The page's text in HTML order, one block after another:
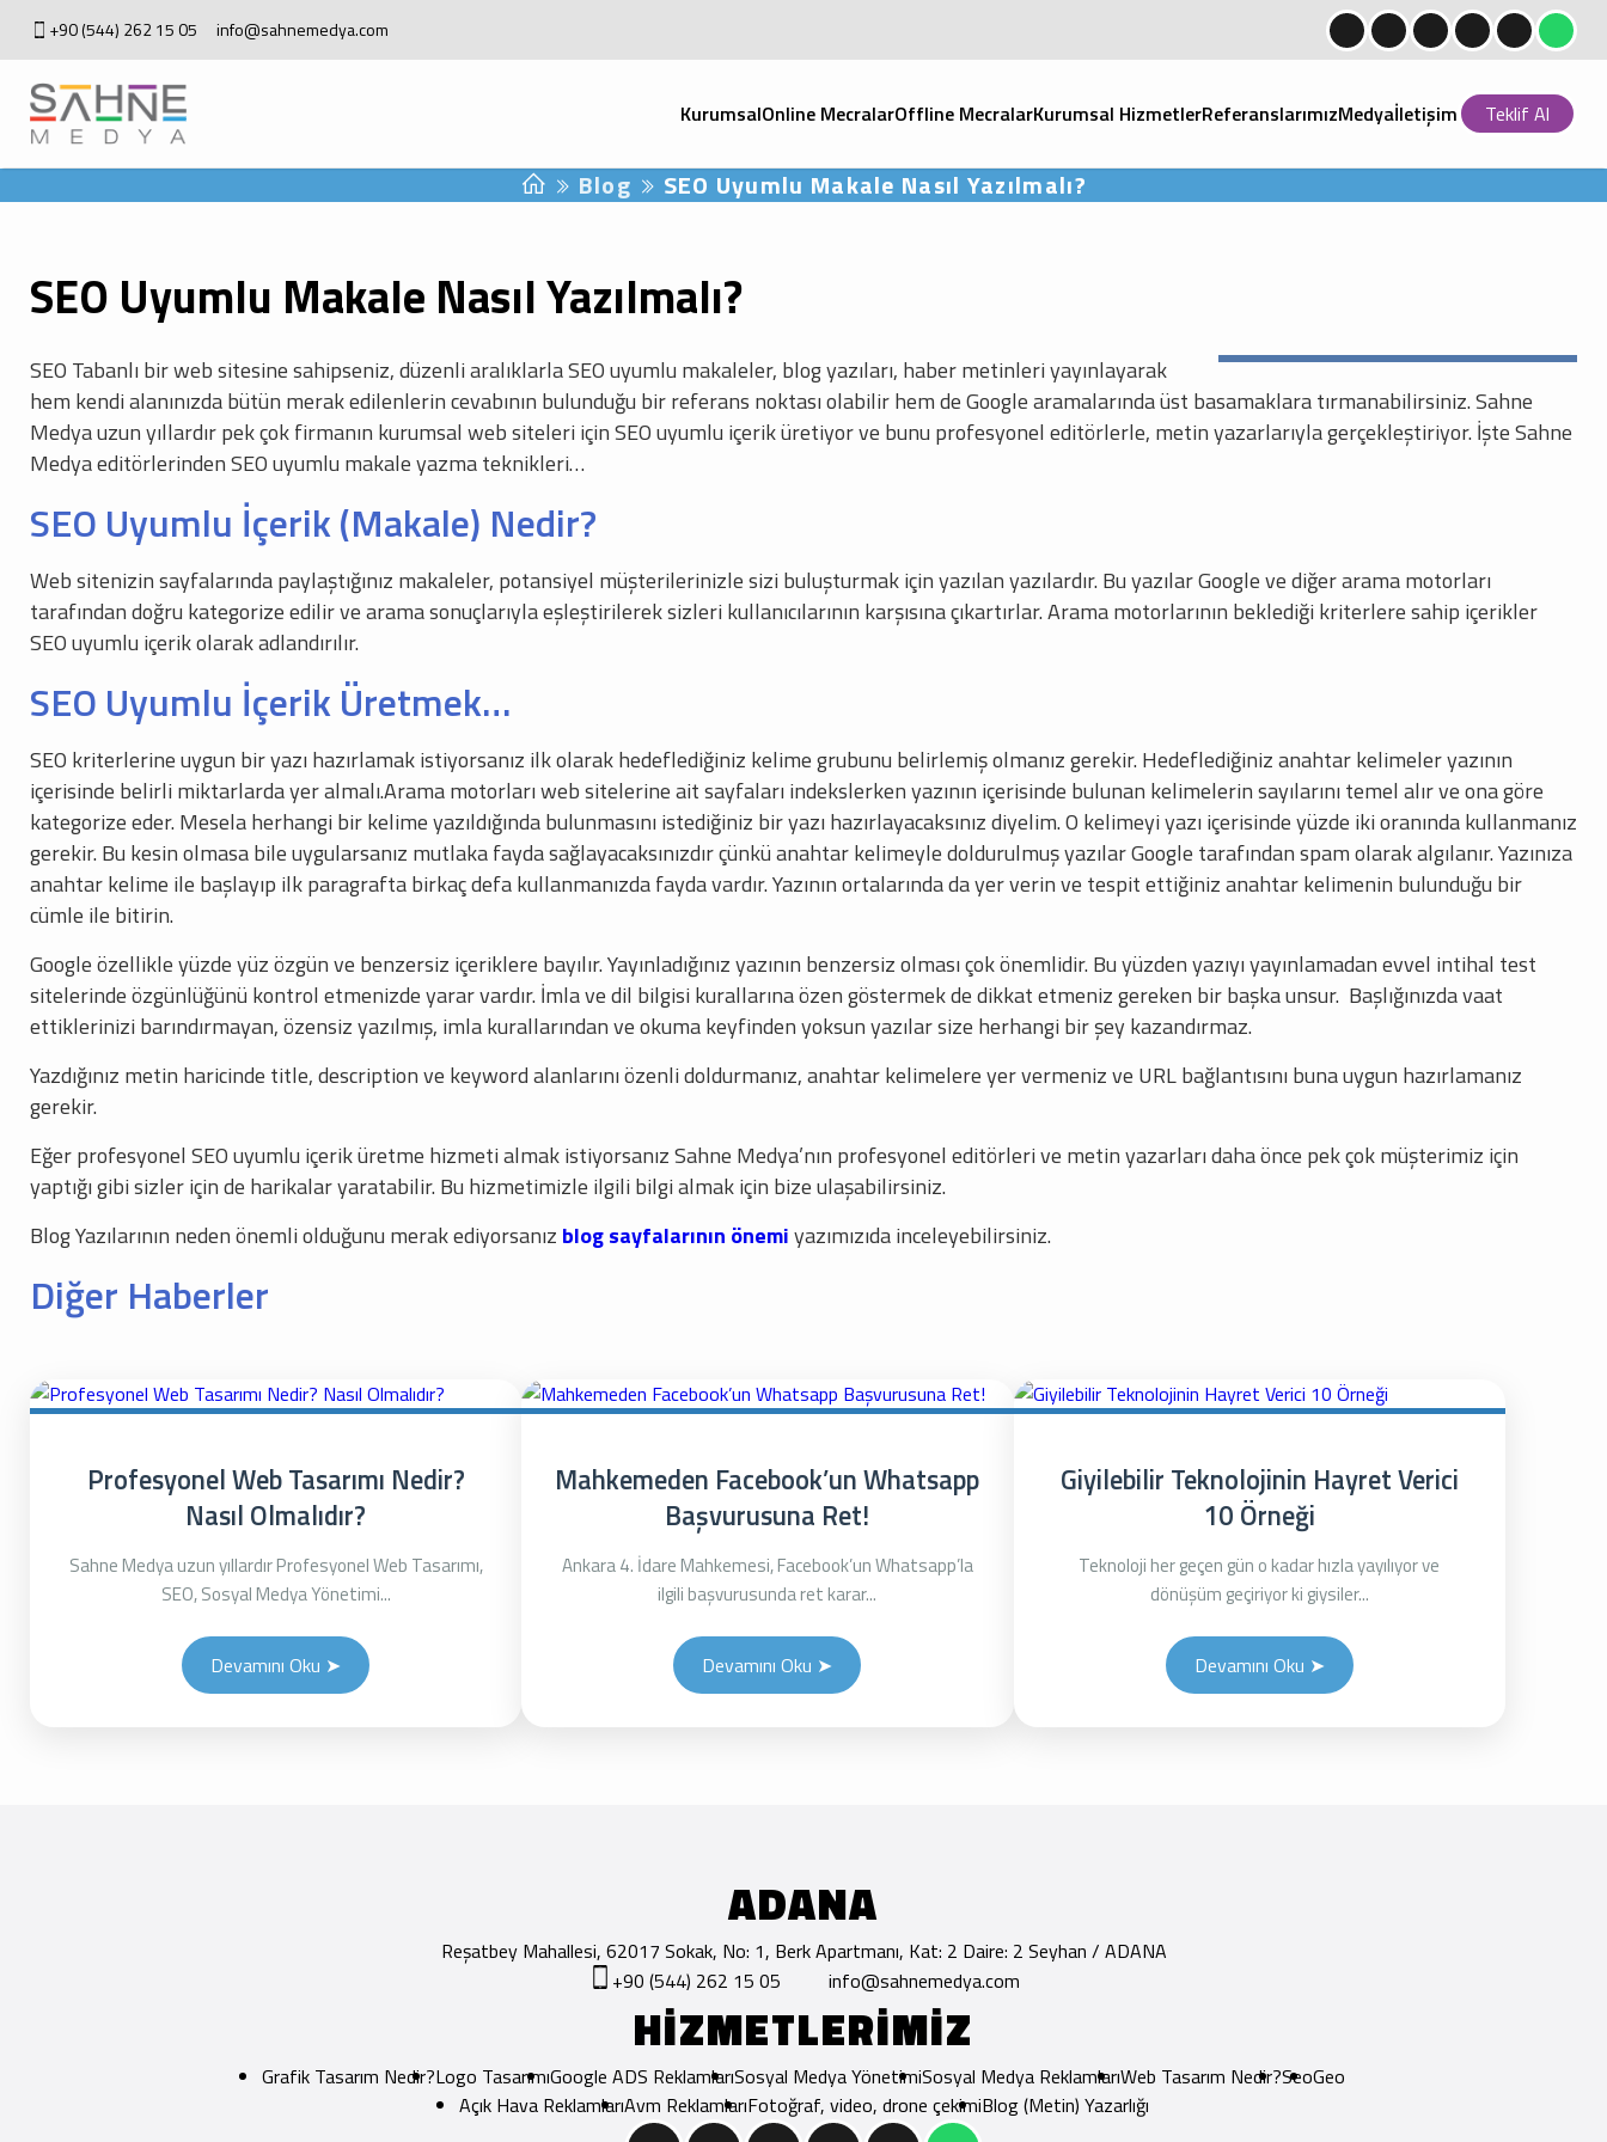
+90 (544) 262 15 05 info@sahnemedya.com
KurumsalOnline MecralarOffline MecralarKurumsal HizmetlerReferanslarımızMedyaİletişim Teklif Al
Blog SEO Uyumlu Makale Nasıl Yazılmalı?
SEO Uyumlu Makale Nasıl Yazılmalı?
SEO Tabanlı bir web sitesine sahipseniz, düzenli aralıklarla SEO uyumlu makaleler, blog yazıları, haber metinleri yayınlayarak
hem kendi alanınızda bütün merak edilenlerin cevabının bulunduğu bir referans noktası olabilir hem de Google aramalarında üst basamaklara tırmanabilirsiniz. Sahne
Medya uzun yıllardır pek çok firmanın kurumsal web siteleri için SEO uyumlu içerik üretiyor ve bunu profesyonel editörlerle, metin yazarlarıyla gerçekleştiriyor. İşte Sahne
Medya editörlerinden SEO uyumlu makale yazma teknikleri…
SEO Uyumlu İçerik (Makale) Nedir?
Web sitenizin sayfalarında paylaştığınız makaleler, potansiyel müşterilerinizle sizi buluşturmak için yazılan yazılardır. Bu yazılar Google ve diğer arama motorları
tarafından doğru kategorize edilir ve arama sonuçlarıyla eşleştirilerek sizleri kullanıcılarının karşısına çıkartırlar. Arama motorlarının beklediği kriterlere sahip içerikler
SEO uyumlu içerik olarak adlandırılır.
SEO Uyumlu İçerik Üretmek…
SEO kriterlerine uygun bir yazı hazırlamak istiyorsanız ilk olarak hedeflediğiniz kelime grubunu belirlemiş olmanız gerekir. Hedeflediğiniz anahtar kelimeler yazının
içerisinde belirli miktarlarda yer almalı.Arama motorları web sitelerine ait sayfaları indekslerken yazının içerisinde bulunan kelimelerin sayılarını temel alır ve ona göre
kategorize eder. Mesela herhangi bir kelime yazıldığında bulunmasını istediğiniz bir yazı hazırlayacaksınız diyelim. O kelimeyi yazı içerisinde yüzde iki oranında kullanmanız
gerekir. Bu kesin olmasa bile uygularsanız mutlaka fayda sağlayacaksınızdır çünkü anahtar kelimeyle doldurulmuş yazılar Google tarafından spam olarak algılanır. Yazınıza
anahtar kelime ile başlayıp ilk paragrafta birkaç defa kullanmanızda fayda vardır. Yazının ortalarında da yer verin ve tespit ettiğiniz anahtar kelimenin bulunduğu bir
cümle ile bitirin.
Google özellikle yüzde yüz özgün ve benzersiz içeriklere bayılır. Yayınladığınız yazının benzersiz olması çok önemlidir. Bu yüzden yazıyı yayınlamadan evvel intihal test
sitelerinde özgünlüğünü kontrol etmenizde yarar vardır. İmla ve dil bilgisi kurallarına özen göstermek de dikkat etmeniz gereken bir başka unsur. Başlığınızda vaat
ettiklerinizi barındırmayan, özensiz yazılmış, imla kurallarından ve okuma keyfinden yoksun yazılar size herhangi bir şey kazandırmaz.
Yazdığınız metin haricinde title, description ve keyword alanlarını özenli doldurmanız, anahtar kelimelere yer vermeniz ve URL bağlantısını buna uygun hazırlamanız
gerekir.
Eğer profesyonel SEO uyumlu içerik üretme hizmeti almak istiyorsanız Sahne Medya’nın profesyonel editörleri ve metin yazarları daha önce pek çok müşterimiz için
yaptığı gibi sizler için de harikalar yaratabilir. Bu hizmetimizle ilgili bilgi almak için bize ulaşabilirsiniz.
Blog Yazılarının neden önemli olduğunu merak ediyorsanız blog sayfalarının önemiyazımızıda inceleyebilirsiniz.
Diğer Haberler
Profesyonel Web Tasarımı Nedir?
Nasıl Olmalıdır?
Sahne Medya uzun yıllardır Profesyonel Web Tasarımı,
SEO, Sosyal Medya Yönetimi...
Devamını Oku ➤
Mahkemeden Facebook’un Whatsapp
Başvurusuna Ret!
Ankara 4. İdare Mahkemesi, Facebook’un Whatsapp’la
ilgili başvurusunda ret karar...
Devamını Oku ➤
Giyilebilir Teknolojinin Hayret Verici
10 Örneği
Teknoloji her geçen gün o kadar hızla yayılıyor ve
dönüşüm geçiriyor ki giysiler...
Devamını Oku ➤
ADANA
Reşatbey Mahallesi, 62017 Sokak, No: 1, Berk Apartmanı, Kat: 2 Daire: 2 Seyhan / ADANA
+90 (544) 262 15 05
info@sahnemedya.com
HİZMETLERİMİZ
Grafik Tasarım Nedir?Logo TasarımıGoogle ADS ReklamlarıSosyal Medya YönetimiSosyal Medya ReklamlarıWeb Tasarım Nedir?SeoGeo
Açık Hava ReklamlarıAvm ReklamlarıFotoğraf, video, drone çekimiBlog (Metin) Yazarlığı